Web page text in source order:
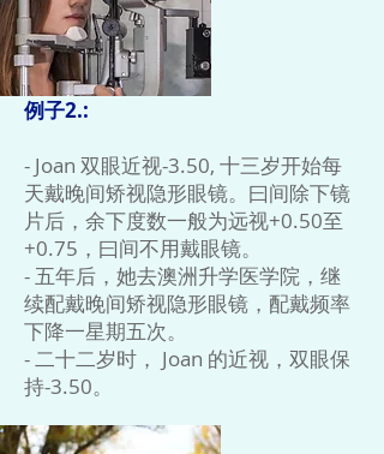
例子2.:
- Joan 双眼近视-3.50, 十三岁开始每
天戴晚间矫视隐形眼镜。曰间除下镜
片后，余下度数一般为远视+0.50至
+0.75，曰间不用戴眼镜。
- 五年后，她去澳洲升学医学院，继
续配戴晚间矫视隐形眼镜，配戴频率
下降一星期五次。
- 二十二岁时， Joan 的近视，双眼保
持-3.50。